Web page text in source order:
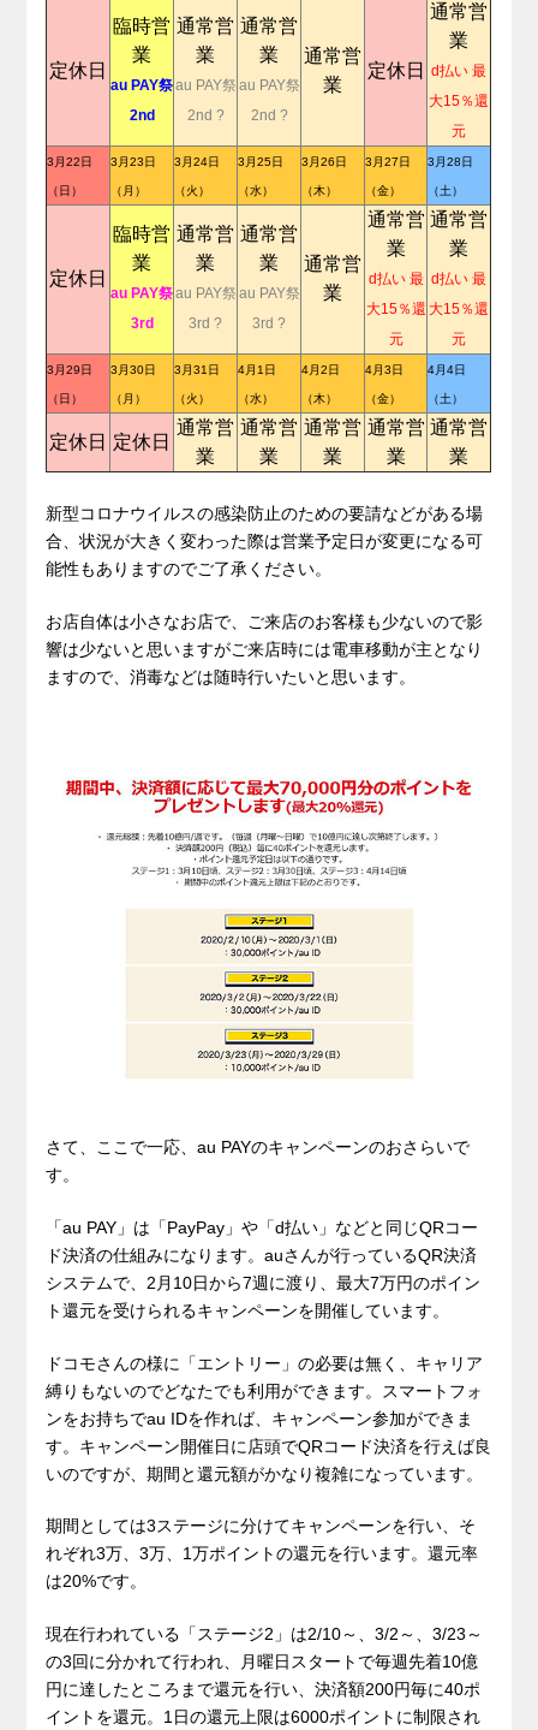
定休日
臨時営
業
au PAY祭
2nd
通常営
業
au PAY祭
2nd ?
通常営
業
au PAY祭
2nd ?
通常営
業
定休日
通常営
業
d払い 最
大15％還
元
3月22日
（日）
3月23日
（月）
3月24日
（火）
3月25日
（水）
3月26日
（木）
3月27日
（金）
3月28日
（土）
定休日
臨時営
業
au PAY祭
3rd
通常営
業
au PAY祭
3rd ?
通常営
業
au PAY祭
3rd ?
通常営
業
通常営
業
d払い 最
大15％還
元
通常営
業
d払い 最
大15％還
元
3月29日
（日）
3月30日
（月）
3月31日
（火）
4月1日
（水）
4月2日
（木）
4月3日
（金）
4月4日
（土）
定休日 定休日
通常営
業
通常営
業
通常営
業
通常営
業
通常営
業
新型コロナウイルスの感染防止のための要請などがある場
合、状況が大きく変わった際は営業予定日が変更になる可
能性もありますのでご了承ください。
お店自体は小さなお店で、ご来店のお客様も少ないので影
響は少ないと思いますがご来店時には電車移動が主となり
ますので、消毒などは随時行いたいと思います。
さて、ここで一応、au PAYのキャンペーンのおさらいで
す。
「au PAY」は「PayPay」や「d払い」などと同じQRコー
ド決済の仕組みになります。auさんが行っているQR決済
システムで、2月10日から7週に渡り、最大7万円のポイン
ト還元を受けられるキャンペーンを開催しています。
ドコモさんの様に「エントリー」の必要は無く、キャリア
縛りもないのでどなたでも利用ができます。スマートフォ
ンをお持ちでau IDを作れば、キャンペーン参加ができま
す。キャンペーン開催日に店頭でQRコード決済を行えば良
いのですが、期間と還元額がかなり複雑になっています。
期間としては3ステージに分けてキャンペーンを行い、そ
れぞれ3万、3万、1万ポイントの還元を行います。還元率
は20%です。
現在行われている「ステージ2」は2/10～、3/2～、3/23～
の3回に分かれて行われ、月曜日スタートで毎週先着10億
円に達したところまで還元を行い、決済額200円毎に40ポ
イントを還元。1日の還元上限は6000ポイントに制限され